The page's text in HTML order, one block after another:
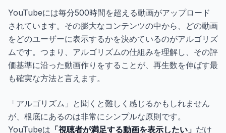
YouTubeには毎分500時間を超える動画がアップロード
されています。その膨大なコンテンツの中から、どの動画
をどのユーザーに表示するかを決めているのがアルゴリズ
ムです。つまり、アルゴリズムの仕組みを理解し、その評
価基準に沿った動画作りをすることが、再生数を伸ばす最
も確実な方法と言えます。
「アルゴリズム」と聞くと難しく感じるかもしれません
が、根底にあるのは非常にシンプルな原則です。
YouTubeは 「視聴者が満足する動画を表示したい」 だけ